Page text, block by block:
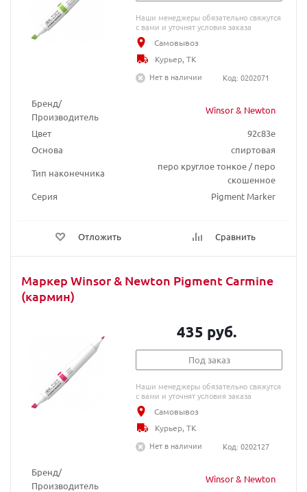
Бренд/
Производитель
Winsor & Newton
Цвет
92c83e
Основа
спиртовая
Тип наконечника
перо круглое тонкое / перо
скошенное
Серия
Pigment Marker
Отложить Сравнить
Наши менеджеры обязательно свяжутся
с вами и уточнят условия заказа
Самовывоз
Курьер, ТК
Нет в наличии
Код: 0202071
Маркер Winsor & Newton Pigment Carmine
(кармин)
Бренд/
Производитель
Winsor & Newton
435 руб.
Под заказ
Наши менеджеры обязательно свяжутся
с вами и уточнят условия заказа
Самовывоз
Курьер, ТК
Нет в наличии
Код: 0202127